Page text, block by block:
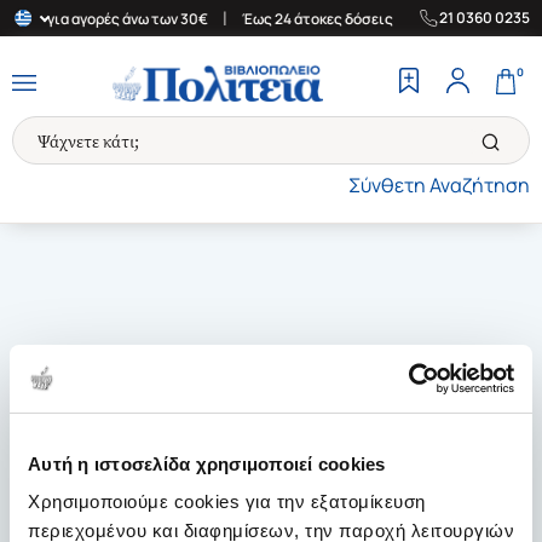
Αυτή η ιστοσελίδα χρησιμοποιεί cookies
Χρησιμοποιούμε cookies για την εξατομίκευση
περιεχομένου και διαφημίσεων, την παροχή λειτουργιών
για αγορές άνω των 30€ Έως 24 άτοκες δόσεις | Δωρεάν
21 0360 0235
Σύνθετη Αναζήτηση
0